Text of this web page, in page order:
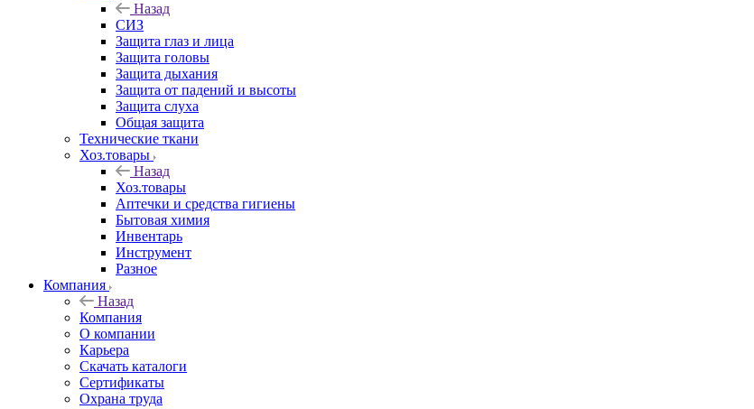
Назад
СИЗ
Защита глаз и лица
Защита головы
Защита дыхания
Защита от падений и высоты
Защита слуха
Общая защита
Технические ткани
Хоз.товары
Назад
Хоз.товары
Аптечки и средства гигиены
Бытовая химия
Инвентарь
Инструмент
Разное
Компания
Назад
Компания
О компании
Карьера
Cкачать каталоги
Сертификаты
Охрана труда